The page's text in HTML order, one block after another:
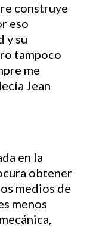
construye
eso
y su
tampoco
me
Jean
en la
obtener
medios de
menos